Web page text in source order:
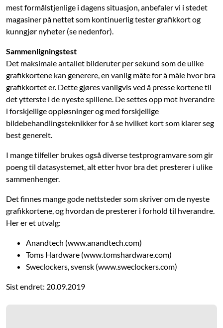
mest formålstjenlige i dagens situasjon, anbefaler vi i stedet
magasiner på nettet som kontinuerlig tester grafikkort og
kunngjør nyheter (se nedenfor).
Sammenligningstest
Det maksimale antallet bilderuter per sekund som de ulike
grafikkortene kan generere, en vanlig måte for å måle hvor bra
grafikkortet er. Dette gjøres vanligvis ved å presse kortene til
det ytterste i de nyeste spillene. De settes opp mot hverandre
i forskjellige oppløsninger og med forskjellige
bildebehandlingsteknikker for å se hvilket kort som klarer seg
best generelt.
I mange tilfeller brukes også diverse testprogramvare som gir
poeng til datasystemet, alt etter hvor bra det presterer i ulike
sammenhenger.
Det finnes mange gode nettsteder som skriver om de nyeste
grafikkortene, og hvordan de presterer i forhold til hverandre.
Her er et utvalg:
Anandtech (www.anandtech.com)
Toms Hardware (www.tomshardware.com)
Sweclockers, svensk (www.sweclockers.com)
Sist endret: 20.09.2019